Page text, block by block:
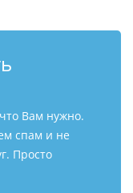
Вам нужно.
спам и не
Просто